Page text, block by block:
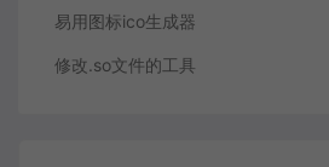
易用图标ico生成器
修改.so文件的工具